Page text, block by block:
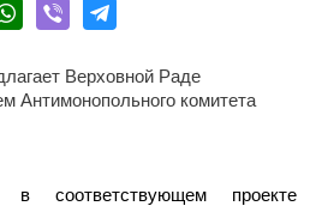
Верховной Раде
Антимонопольного комитета
соответствующем проекте